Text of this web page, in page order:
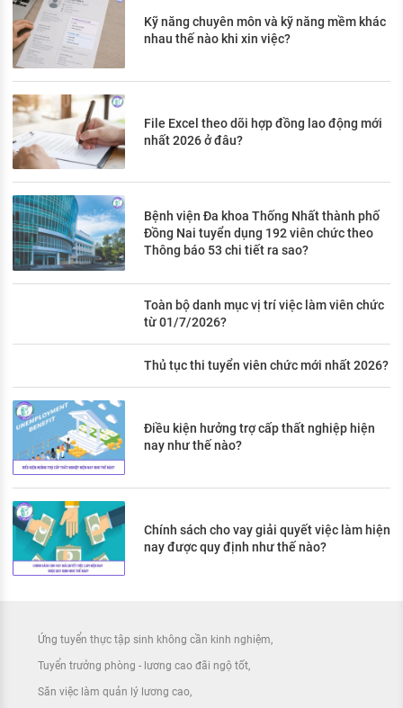
Kỹ năng chuyên môn và kỹ năng mềm khác
nhau thế nào khi xin việc?
File Excel theo dõi hợp đồng lao động mới
nhất 2026 ở đâu?
Bệnh viện Đa khoa Thống Nhất thành phố
Đồng Nai tuyển dụng 192 viên chức theo
Thông báo 53 chi tiết ra sao?
Toàn bộ danh mục vị trí việc làm viên chức
từ 01/7/2026?
Thủ tục thi tuyển viên chức mới nhất 2026?
Điều kiện hưởng trợ cấp thất nghiệp hiện
nay như thế nào?
Chính sách cho vay giải quyết việc làm hiện
nay được quy định như thế nào?
Ứng tuyển thực tập sinh không cần kinh nghiệm
Tuyển trưởng phòng - lương cao đãi ngộ tốt
Săn việc làm quản lý lương cao